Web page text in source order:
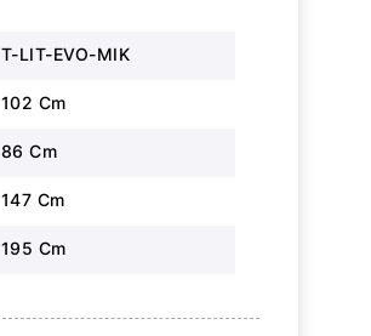
T-LIT-EVO-MIK
102 Cm
86 Cm
147 Cm
195 Cm